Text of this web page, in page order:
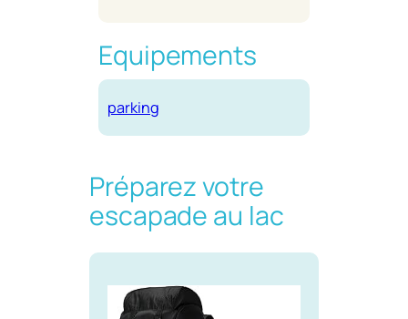
Equipements
parking
Préparez votre
escapade au lac